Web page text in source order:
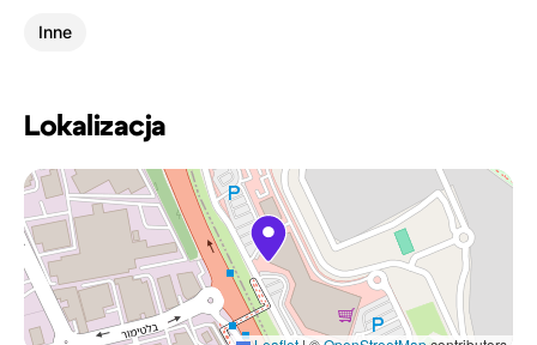
Inne
Lokalizacja